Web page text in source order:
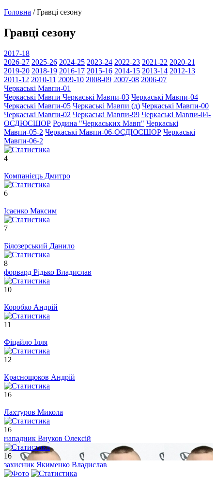
Головна /Гравці сезону
Гравці сезону
2017-18
2026-27 2025-26 2024-25 2023-24 2022-23 2021-22 2020-21
2019-20 2018-19 2016-17 2015-16 2014-15 2013-14 2012-13
2011-12 2010-11 2009-10 2008-09 2007-08 2006-07
Черкаські Мавпи-01
Черкаські Мавпи Черкаські Мавпи-03 Черкаські Мавпи-04
Черкаські Мавпи-05 Черкаські Мавпи (д) Черкаські Мавпи-00
Черкаські Мавпи-02 Черкаські Мавпи-99 Черкаські Мавпи-04-
ОСДЮСШОР Родина "Черкаcьких Мавп" Черкаські
Мавпи-05-2 Черкаські Мавпи-06-ОСДЮСШОР Черкаські
Мавпи-06-2
4
Компанієць Дмитро
6
Ісаєнко Максим
7
Білозерський Данило
8
форвард Рідько Владислав
10
Коробко Андрій
11
Фіцайло Ілля
12
Краснощоков Андрій
16
Лахтуров Микола
16
нападник Внуков Олексій
16
захисник Якименко Владислав